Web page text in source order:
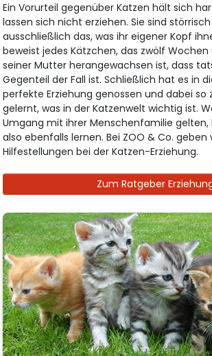
Ein Vorurteil gegenüber Katzen hält sich
lassen sich nicht erziehen. Sie sind
ausschließlich das, was ihr eigener Kopf
beweist jedes Kätzchen, das zwölf
seiner Mutter herangewachsen ist, dass
Gegenteil der Fall ist. Schließlich hat es in
perfekte Erziehung genossen und dabei so
gelernt, was in der Katzenwelt wichtig ist.
Umgang mit ihrer Menschenfamilie gelten,
also ebenfalls lernen. Bei ZOO & Co. geben
Hilfestellungen bei der Katzen-Erziehung.
Zum Ratgeber